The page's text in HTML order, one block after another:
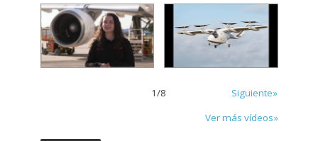
1/8
Siguiente»
Ver más vídeos»